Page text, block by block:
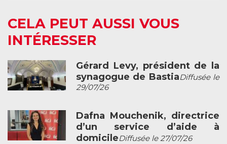
CELA PEUT AUSSI VOUS
INTÉRESSER
Gérard Levy, président de la
synagogue de BastiaDiffusée le
29/07/26
Dafna Mouchenik, directrice
d’un service d’aide à
domicileDiffusée le 27/07/26